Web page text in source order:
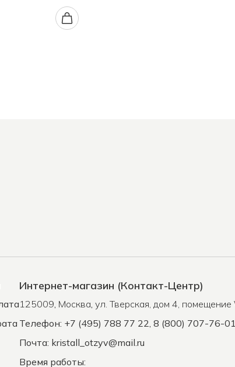
Интернет-магазин (Контакт-Центр)
125009, Москва, ул. Тверская, дом 4, помещение
Телефон: +7 (495) 788 77 22, 8 (800) 707-76-01
Почта: kristall_otzyv@mail.ru
Время работы: